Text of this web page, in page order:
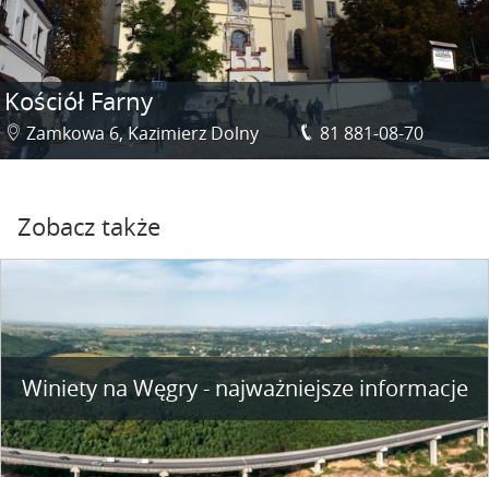
Kościół Farny
Zamkowa 6, Kazimierz Dolny 81 881-08-70
Zobacz także
Winiety na Węgry - najważniejsze informacje